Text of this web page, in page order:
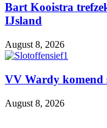
Bart Kooistra
IJsland
August 8, 2026
VV Wardy komend
August 8, 2026